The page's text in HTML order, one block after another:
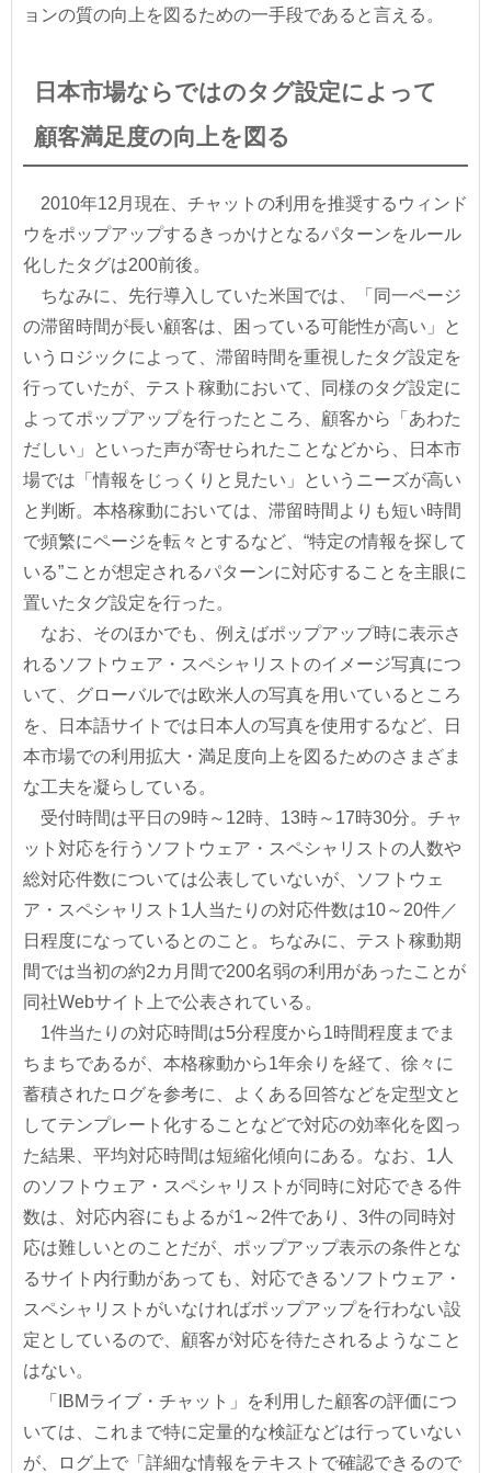
ョンの質の向上を図るための一手段であると言える。
日本市場ならではのタグ設定によって
顧客満足度の向上を図る
2010年12月現在、チャットの利用を推奨するウィンド
ウをポップアップするきっかけとなるパターンをルール
化したタグは200前後。
ちなみに、先行導入していた米国では、「同一ページ
の滞留時間が長い顧客は、困っている可能性が高い」と
いうロジックによって、滞留時間を重視したタグ設定を
行っていたが、テスト稼動において、同様のタグ設定に
よってポップアップを行ったところ、顧客から「あわた
だしい」といった声が寄せられたことなどから、日本市
場では「情報をじっくりと見たい」というニーズが高い
と判断。本格稼動においては、滞留時間よりも短い時間
で頻繁にページを転々とするなど、“特定の情報を探して
いる”ことが想定されるパターンに対応することを主眼に
置いたタグ設定を行った。
なお、そのほかでも、例えばポップアップ時に表示さ
れるソフトウェア・スペシャリストのイメージ写真につ
いて、グローバルでは欧米人の写真を用いているところ
を、日本語サイトでは日本人の写真を使用するなど、日
本市場での利用拡大・満足度向上を図るためのさまざま
な工夫を凝らしている。
受付時間は平日の9時～12時、13時～17時30分。チャ
ット対応を行うソフトウェア・スペシャリストの人数や
総対応件数については公表していないが、ソフトウェ
ア・スペシャリスト1人当たりの対応件数は10～20件／
日程度になっているとのこと。ちなみに、テスト稼動期
間では当初の約2カ月間で200名弱の利用があったことが
同社Webサイト上で公表されている。
1件当たりの対応時間は5分程度から1時間程度までま
ちまちであるが、本格稼動から1年余りを経て、徐々に
蓄積されたログを参考に、よくある回答などを定型文と
してテンプレート化することなどで対応の効率化を図っ
た結果、平均対応時間は短縮化傾向にある。なお、1人
のソフトウェア・スペシャリストが同時に対応できる件
数は、対応内容にもよるが1～2件であり、3件の同時対
応は難しいとのことだが、ポップアップ表示の条件とな
るサイト内行動があっても、対応できるソフトウェア・
スペシャリストがいなければポップアップを行わない設
定としているので、顧客が対応を待たされるようなこと
はない。
「IBMライブ・チャット」を利用した顧客の評価につ
いては、これまで特に定量的な検証などは行っていない
が、ログ上で「詳細な情報をテキストで確認できるので